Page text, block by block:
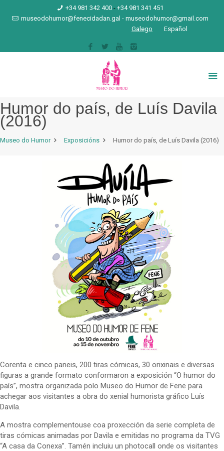
+34 981 342 400 -+34 981 341 451
museodohumor@fenecidadan.gal - museodohumor@gmail.com
Galego
Español
Humor do país, de Luís Davila
(2016)
Museo do Humor Exposicións Humor do país, de Luís Davila (2016)
Corenta e cinco paneis, 200 tiras cómicas, 30 orixinais e diversas
figuras a grande formato conformaron a exposición “O humor do
país”, mostra organizada polo Museo do Humor de Fene para
achegar aos visitantes a obra do xenial humorista gráfico Luís
Davila.
A mostra complementouse coa proxección da serie completa de
tiras cómicas animadas por Davila e emitidas no programa da TVG
“A casa da Conexa”. Tamén incluiu un photocall onde os visitantes